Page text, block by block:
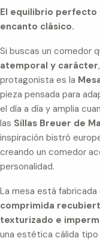
El equilibrio
encanto clásico.
Si buscas un comedor
atemporal y carácter
protagonista es la
pieza pensada para
el día a día y amplia
las Sillas Breuer de
inspiración bistró
creando un comedor
personalidad.
La mesa está fabricada
comprimida
texturizado e
una estética cálida tipo